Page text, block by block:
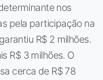
nos
pela participação na
R$ 2 milhões.
R$ 3 milhões. O
cerca de R$ 78